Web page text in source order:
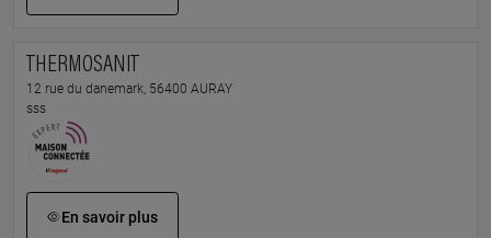
THERMOSANIT
12 rue du danemark, 56400 AURAY
sss
En savoir plus